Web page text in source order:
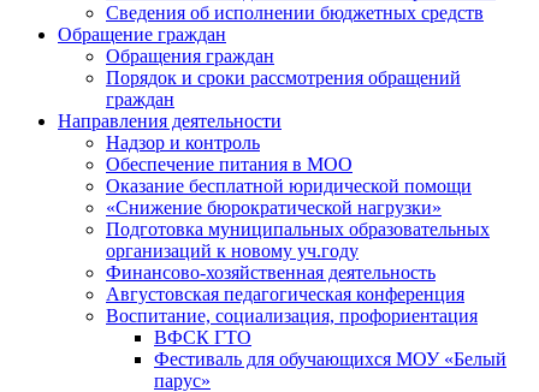
Сведения об исполнении бюджетных средств
Обращение граждан
Обращения граждан
Порядок и сроки рассмотрения обращений
граждан
Направления деятельности
Надзор и контроль
Обеспечение питания в МОО
Оказание бесплатной юридической помощи
«Снижение бюрократической нагрузки»
Подготовка муниципальных образовательных
организаций к новому уч.году
Финансово-хозяйственная деятельность
Августовская педагогическая конференция
Воспитание, социализация, профориентация
ВФСК ГТО
Фестиваль для обучающихся МОУ «Белый
парус»